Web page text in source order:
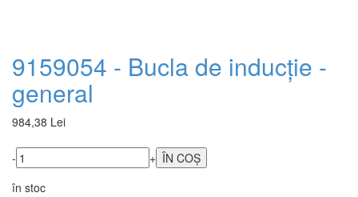
9159054 - Bucla de inducție -
general
984,38 Lei
-
+
în stoc